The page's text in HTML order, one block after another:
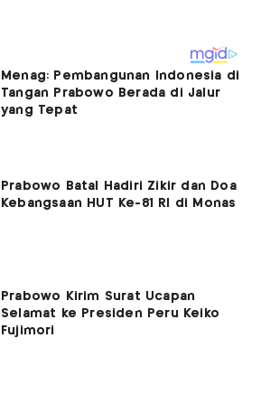
Menag: Pembangunan Indonesia di
Tangan Prabowo Berada di Jalur
yang Tepat
Prabowo Batal Hadiri Zikir dan Doa
Kebangsaan HUT Ke-81 RI di Monas
Prabowo Kirim Surat Ucapan
Selamat ke Presiden Peru Keiko
Fujimori